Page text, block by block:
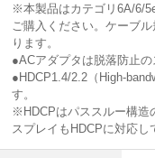
※本製品はカテゴリ6A/6/
ご購入ください。ケーブ
ります。
●ACアダプタは脱落防止の
●HDCP1.4/2.2（High-
す。
※HDCPはパススルー構造
スプレイもHDCPに対応し